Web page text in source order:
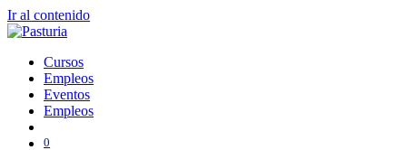
Ir al contenido
Cursos
Empleos
Eventos
Empleos
0